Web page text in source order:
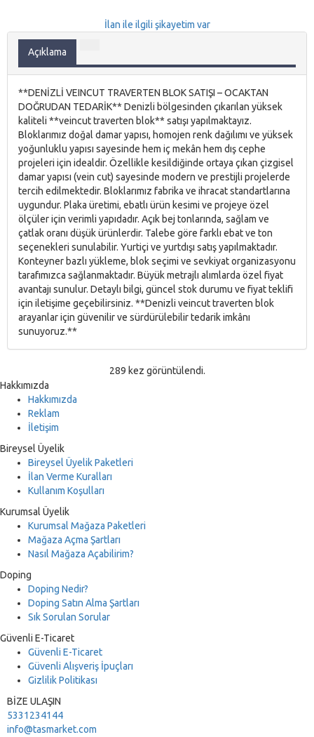
İlan ile ilgili şikayetim var
Açıklama
**DENİZLİ VEINCUT TRAVERTEN BLOK SATIŞI – OCAKTAN
DOĞRUDAN TEDARİK** Denizli bölgesinden çıkarılan yüksek
kaliteli **veincut traverten blok** satışı yapılmaktayız.
Bloklarımız doğal damar yapısı, homojen renk dağılımı ve yüksek
yoğunluklu yapısı sayesinde hem iç mekân hem dış cephe
projeleri için idealdir. Özellikle kesildiğinde ortaya çıkan çizgisel
damar yapısı (vein cut) sayesinde modern ve prestijli projelerde
tercih edilmektedir. Bloklarımız fabrika ve ihracat standartlarına
uygundur. Plaka üretimi, ebatlı ürün kesimi ve projeye özel
ölçüler için verimli yapıdadır. Açık bej tonlarında, sağlam ve
çatlak oranı düşük ürünlerdir. Talebe göre farklı ebat ve ton
seçenekleri sunulabilir. Yurtiçi ve yurtdışı satış yapılmaktadır.
Konteyner bazlı yükleme, blok seçimi ve sevkiyat organizasyonu
tarafımızca sağlanmaktadır. Büyük metrajlı alımlarda özel fiyat
avantajı sunulur. Detaylı bilgi, güncel stok durumu ve fiyat teklifi
için iletişime geçebilirsiniz. **Denizli veincut traverten blok
arayanlar için güvenilir ve sürdürülebilir tedarik imkânı
sunuyoruz.**
289 kez görüntülendi.
Hakkımızda
Hakkımızda
Reklam
İletişim
Bireysel Üyelik
Bireysel Üyelik Paketleri
İlan Verme Kuralları
Kullanım Koşulları
Kurumsal Üyelik
Kurumsal Mağaza Paketleri
Mağaza Açma Şartları
Nasıl Mağaza Açabilirim?
Doping
Doping Nedir?
Doping Satın Alma Şartları
Sık Sorulan Sorular
Güvenli E-Ticaret
Güvenli E-Ticaret
Güvenli Alışveriş İpuçları
Gizlilik Politikası
BİZE ULAŞIN
5331234144
info@tasmarket.com